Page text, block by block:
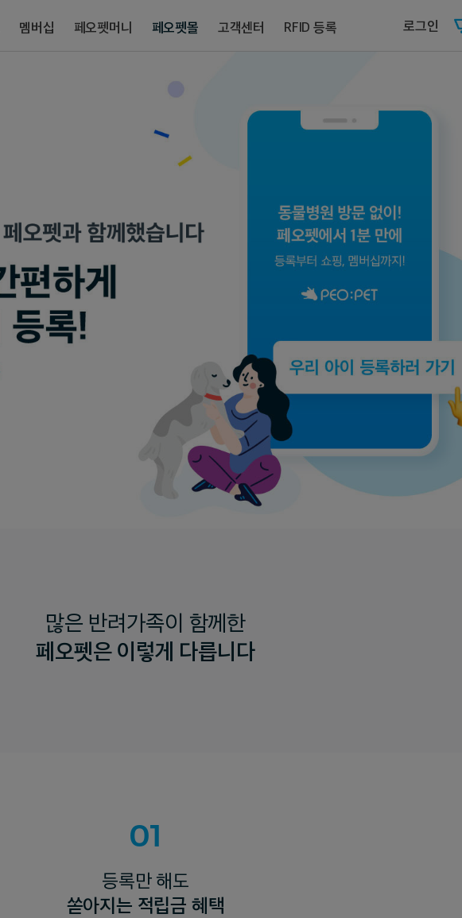
멤버십 페오펫머니 페오펫몰 고객센터 RFID 등록 로그인
많은 반려가족이 함께한
페오펫은 이렇게 다릅니다
01
등록만 해도
쏟아지는 적립금 혜택